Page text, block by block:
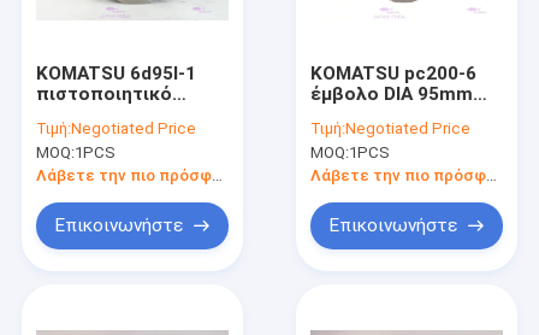
KOMATSU 6d95l-1
πιστοποιητικό
2180 IATF16949 2020
υψηλής επίδοσης
Τιμή:Negotiated Price
MOQ:1PCS
Λάβετε την πιο πρόσφατη τιμή
Επικοινωνήστε
KOMATSU pc200-6
έμβολο DIA 95mm
μηχανών diesel
Τιμή:Negotiated Price
MOQ:1PCS
Επικοινωνήστε